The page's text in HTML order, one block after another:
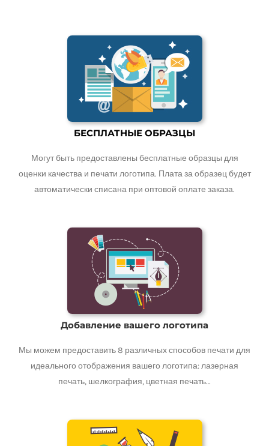
БЕСПЛАТНЫЕ ОБРАЗЦЫ
Могут быть предоставлены бесплатные образцы для
оценки качества и печати логотипа. Плата за образец будет
автоматически списана при оптовой оплате заказа.
Добавление вашего логотипа
Мы можем предоставить 8 различных способов печати для
идеального отображения вашего логотипа: лазерная
печать, шелкография, цветная печать…